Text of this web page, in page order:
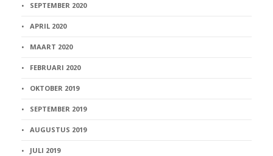
SEPTEMBER 2020
APRIL 2020
MAART 2020
FEBRUARI 2020
OKTOBER 2019
SEPTEMBER 2019
AUGUSTUS 2019
JULI 2019